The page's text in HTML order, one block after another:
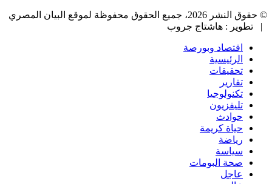
© حقوق النشر 2026، جميع الحقوق محفوظة لموقع البيان المصري
| تطوير : هاشتاج جروب
اقتصاد وبورصة
الرئيسية
تحقيقات
تقارير
تكنولوجيا
تليفزيون
حوادث
حياة كريمة
رياضة
سياسة
صحة البومات
عاجل